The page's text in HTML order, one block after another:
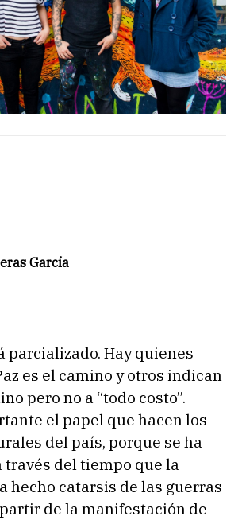
García
parcializado. Hay quienes
es el camino y otros indican
pero no a “todo costo”.
el papel que hacen los
del país, porque se ha
través del tiempo que la
hecho catarsis de las guerras
de la manifestación de